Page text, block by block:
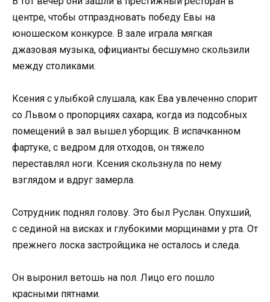
центре, чтобы отпраздновать победу Евы на
юношеском конкурсе. В зале играла мягкая
джазовая музыка, официанты бесшумно скользили
между столиками.
Ксения с улыбкой слушала, как Ева увлеченно спорит
со Львом о пропорциях сахара, когда из подсобных
помещений в зал вышел уборщик. В испачканном
фартуке, с ведром для отходов, он тяжело
переставлял ноги. Ксения скользнула по нему
взглядом и вдруг замерла.
Сотрудник поднял голову. Это был Руслан. Опухший,
с сединой на висках и глубокими морщинами у рта. От
прежнего лоска застройщика не осталось и следа.
Он выронил ветошь на пол. Лицо его пошло
красными пятнами.